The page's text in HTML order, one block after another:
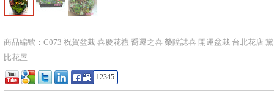
商品編號：C073 祝賀盆栽 喜慶花禮 喬遷之喜 榮陞誌喜 開運盆栽 台北花店 黛
比花屋
12345